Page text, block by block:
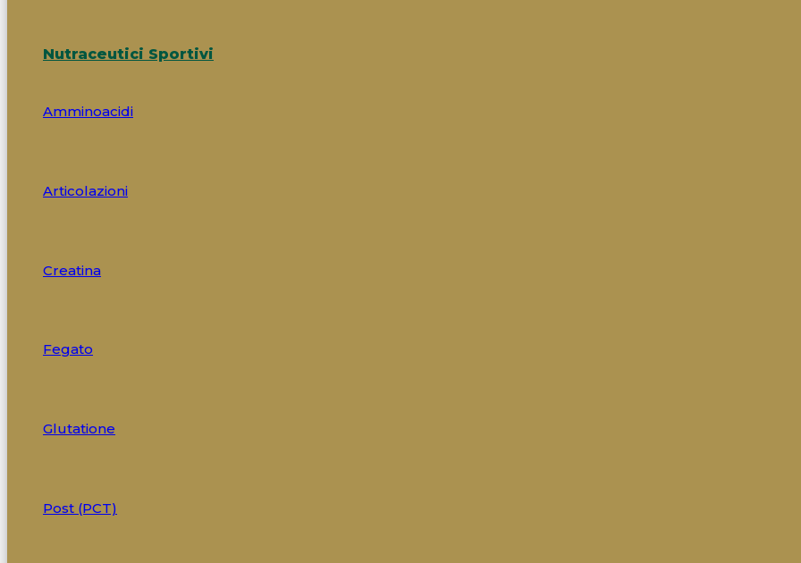
Nutraceutici Sportivi
Amminoacidi
Articolazioni
Creatina
Fegato
Glutatione
Post (PCT)